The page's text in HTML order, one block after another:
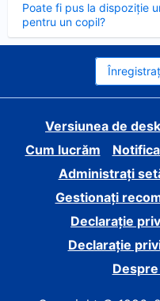
Poate fi pus la dispoziție
pentru un copil?
închis
Versiunea de
Cum lucrăm
Administrați
Gestionați
Declarație
Declarație